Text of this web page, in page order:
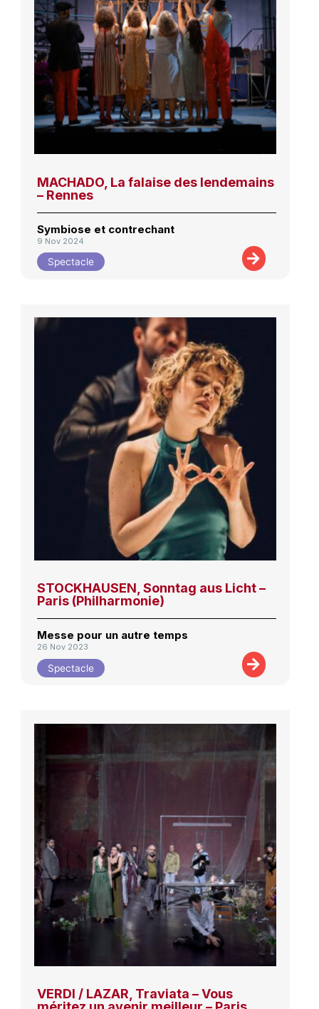
MACHADO, La falaise des lendemains
– Rennes
Symbiose et contrechant
9 Nov 2024
Spectacle
STOCKHAUSEN, Sonntag aus Licht –
Paris (Philharmonie)
Messe pour un autre temps
26 Nov 2023
Spectacle
VERDI / LAZAR, Traviata – Vous